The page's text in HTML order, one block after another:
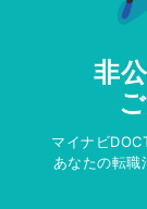
非
マイナビ
あなたの転職